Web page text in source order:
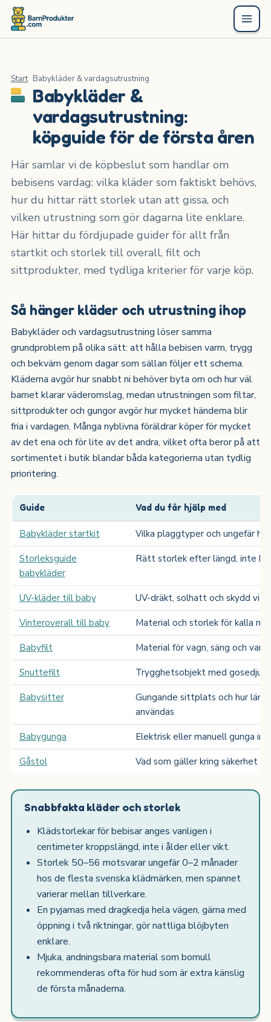
Start Babykläder & vardagsutrustning
Babykläder &
vardagsutrustning:
köpguide för de första åren
Här samlar vi de köpbeslut som handlar om
bebisens vardag: vilka kläder som faktiskt behövs,
hur du hittar rätt storlek utan att gissa, och
vilken utrustning som gör dagarna lite enklare.
Här hittar du fördjupade guider för allt från
startkit och storlek till overall, filt och
sittprodukter, med tydliga kriterier för varje köp.
Så hänger kläder och utrustning ihop
Babykläder och vardagsutrustning löser samma
grundproblem på olika sätt: att hålla bebisen varm, trygg
och bekväm genom dagar som sällan följer ett schema.
Kläderna avgör hur snabbt ni behöver byta om och hur väl
barnet klarar väderomslag, medan utrustningen som filtar,
sittprodukter och gungor avgör hur mycket händerna blir
fria i vardagen. Många nyblivna föräldrar köper för mycket
av det ena och för lite av det andra, vilket ofta beror på att
sortimentet i butik blandar båda kategorierna utan tydlig
prioritering.
Guide Vad du får hjälp med
Babykläder startkit Vilka plaggtyper och ungefär
Storleksguide
babykläder
Rätt storlek efter längd, inte
UV-kläder till baby UV-dräkt, solhatt och skydd vid
Vinteroverall till baby Material och storlek för kalla
Babyfilt Material för vagn, säng och
Snuttefilt Trygghetsobjekt med gosedjur,
Babysitter
Gungande sittplats och hur
användas
Babygunga Elektrisk eller manuell gunga
Gåstol Vad som gäller kring säkerhet
Snabbfakta kläder och storlek
Klädstorlekar för bebisar anges vanligen i
centimeter kroppslängd, inte i ålder eller vikt.
Storlek 50–56 motsvarar ungefär 0–2 månader
hos de flesta svenska klädmärken, men spannet
varierar mellan tillverkare.
En pyjamas med dragkedja hela vägen, gärna med
öppning i två riktningar, gör nattliga blöjbyten
enklare.
Mjuka, andningsbara material som bomull
rekommenderas ofta för hud som är extra känslig
de första månaderna.